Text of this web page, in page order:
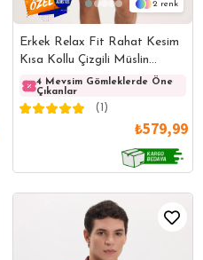
Yazlık Gömleklerde Öne
Çıkanlar
2
Erkek Relax Fit Rahat Kesim
Kısa Kollu Çizgili Müslin
Rahat Kumaş Bordo Gömlek
4 Mevsim Gömleklerde Öne
Çıkanlar
(1)
₺579,99